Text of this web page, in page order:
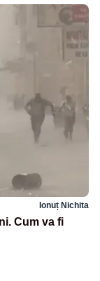
Ionuț Nichita
Cum va fi